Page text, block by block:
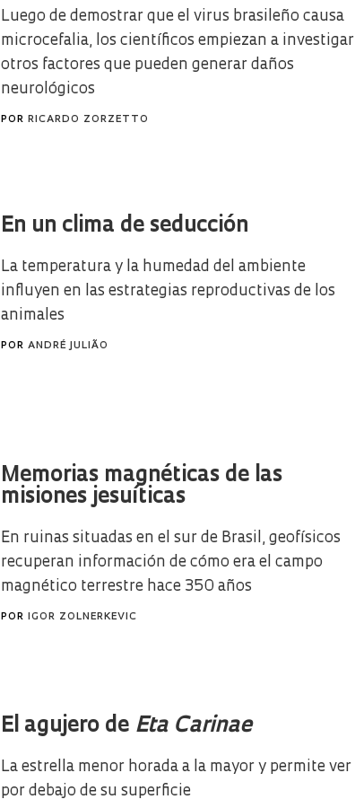
Luego de demostrar que el virus brasileño causa
microcefalia, los científicos empiezan a investigar
otros factores que pueden generar daños
neurológicos
POR RICARDO ZORZETTO
En un clima de seducción
La temperatura y la humedad del ambiente
influyen en las estrategias reproductivas de los
animales
POR ANDRÉ JULIÃO
Memorias magnéticas de las
misiones jesuíticas
En ruinas situadas en el sur de Brasil, geofísicos
recuperan información de cómo era el campo
magnético terrestre hace 350 años
POR IGOR ZOLNERKEVIC
El agujero de Eta Carinae
La estrella menor horada a la mayor y permite ver
por debajo de su superficie